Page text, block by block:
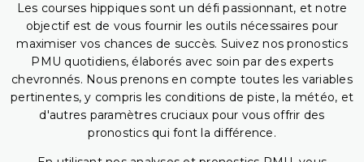
Les courses hippiques sont un défi passionnant, et notre
objectif est de vous fournir les outils nécessaires pour
maximiser vos chances de succès. Suivez nos pronostics
PMU quotidiens, élaborés avec soin par des experts
chevronnés. Nous prenons en compte toutes les variables
pertinentes, y compris les conditions de piste, la météo, et
d'autres paramètres cruciaux pour vous offrir des
pronostics qui font la différence.